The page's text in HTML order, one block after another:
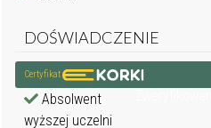
DOŚWIADCZENIE
Certyfikat
Absolwent
wyższej uczelni